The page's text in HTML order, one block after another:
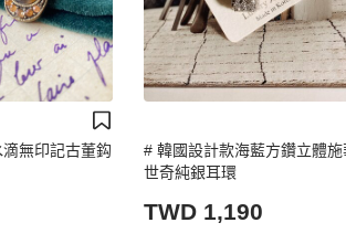
無印記古董鈎
# 韓國設計款海藍方鑽立體施
世奇純銀耳環
TWD 1,190